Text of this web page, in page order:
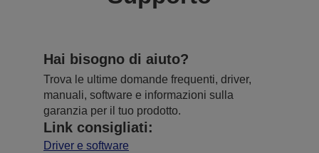
Hai bisogno di aiuto?
Trova le ultime domande frequenti, driver,
manuali, software e informazioni sulla
garanzia per il tuo prodotto.
Link consigliati:
Driver e software